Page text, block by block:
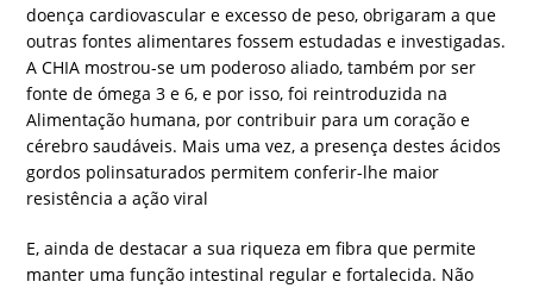
doença cardiovascular e excesso de peso, obrigaram a que
outras fontes alimentares fossem estudadas e investigadas.
A CHIA mostrou-se um poderoso aliado, também por ser
fonte de ómega 3 e 6, e por isso, foi reintroduzida na
Alimentação humana, por contribuir para um coração e
cérebro saudáveis. Mais uma vez, a presença destes ácidos
gordos polinsaturados permitem conferir-lhe maior
resistência a ação viral
E, ainda de destacar a sua riqueza em fibra que permite
manter uma função intestinal regular e fortalecida. Não